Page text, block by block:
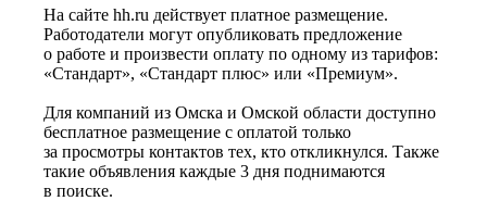
На сайте hh.ru действует платное размещение.
Работодатели могут опубликовать предложение
о работе и произвести оплату по одному из тарифов:
«Стандарт», «Стандарт плюс» или «Премиум».
Для компаний из Омска и Омской области доступно
бесплатное размещение с оплатой только
за просмотры контактов тех, кто откликнулся. Также
такие объявления каждые 3 дня поднимаются
в поиске.